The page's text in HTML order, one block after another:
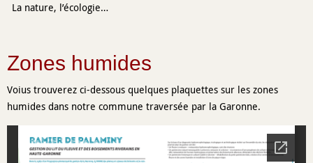
La nature, l’écologie…
Zones humides
Voius trouverez ci-dessous quelques plaquettes sur les zones
humides dans notre commune traversée par la Garonne.